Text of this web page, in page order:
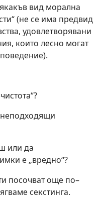
вид морална
(не се има предвид
удовлетворявани
които лесно могат
или да
е „вредно“?
посочват още по–
секстинга.